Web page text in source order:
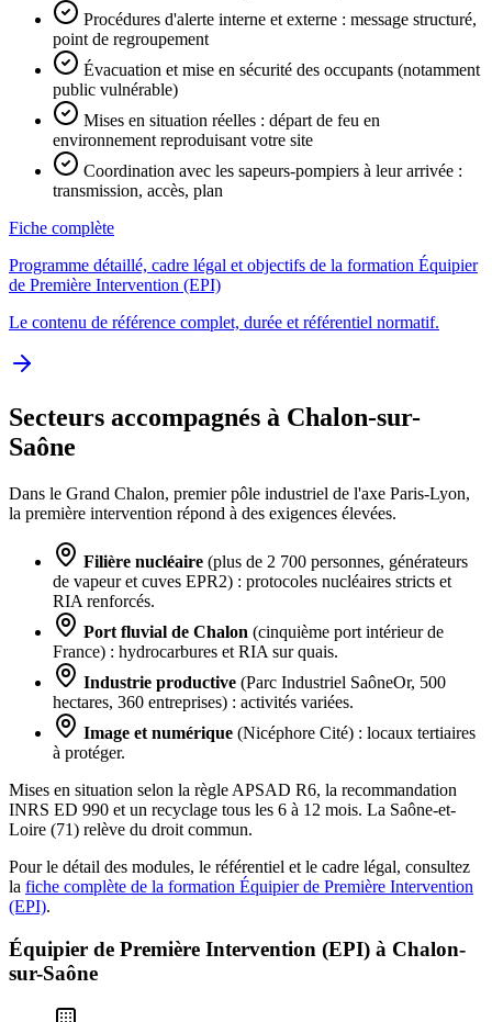
Procédures d'alerte interne et externe : message structuré,
point de regroupement
Évacuation et mise en sécurité des occupants (notamment
public vulnérable)
Mises en situation réelles : départ de feu en
environnement reproduisant votre site
Coordination avec les sapeurs-pompiers à leur arrivée :
transmission, accès, plan
Fiche complète
Programme détaillé, cadre légal et objectifs de la formation Équipier
de Première Intervention (EPI)
Le contenu de référence complet, durée et référentiel normatif.
Secteurs accompagnés à Chalon-sur-
Saône
Dans le Grand Chalon, premier pôle industriel de l'axe Paris-Lyon,
la première intervention répond à des exigences élevées.
Filière nucléaire (plus de 2 700 personnes, générateurs
de vapeur et cuves EPR2) : protocoles nucléaires stricts et
RIA renforcés.
Port fluvial de Chalon (cinquième port intérieur de
France) : hydrocarbures et RIA sur quais.
Industrie productive (Parc Industriel SaôneOr, 500
hectares, 360 entreprises) : activités variées.
Image et numérique (Nicéphore Cité) : locaux tertiaires
à protéger.
Mises en situation selon la règle APSAD R6, la recommandation
INRS ED 990 et un recyclage tous les 6 à 12 mois. La Saône-et-
Loire (71) relève du droit commun.
Pour le détail des modules, le référentiel et le cadre légal, consultez
la fiche complète de la formation Équipier de Première Intervention
(EPI).
Équipier de Première Intervention (EPI) à Chalon-
sur-Saône